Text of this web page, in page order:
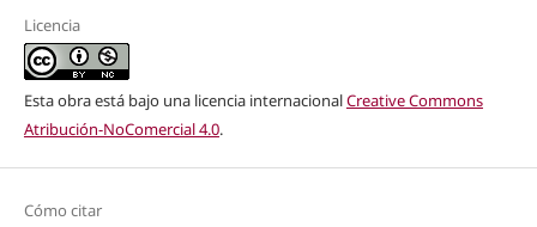
Licencia
Esta obra está bajo una licencia internacionalCreative Commons
Atribución-NoComercial 4.0.
Cómo citar